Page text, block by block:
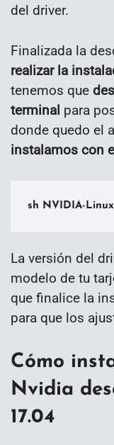
del driver.
Finalizada la
realizar la
tenemos que
terminal para
donde quedo el
instalamos con
sh NVIDIA-
La versión del
modelo de tu
que finalice la
para que los
Cómo
Nvidia
17.04